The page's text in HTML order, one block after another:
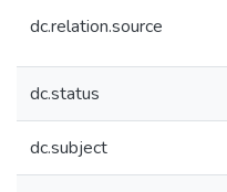
dc.relation.source
dc.status
dc.subject